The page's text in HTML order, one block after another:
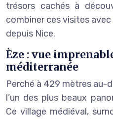
trésors cachés à
combiner ces visites
depuis Nice.
Èze : vue
méditerranée
Perché à 429 mètres au-
l’un des plus beaux
Ce village médiéval,